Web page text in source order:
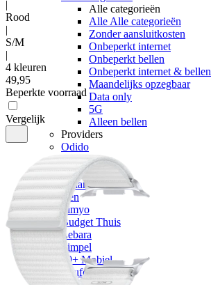
Alle categorieën
Alle Alle categorieën
Zonder aansluitkosten
Onbeperkt internet
Onbeperkt bellen
Onbeperkt internet & bellen
Maandelijks opzegbaar
Data only
5G
Alleen bellen
Providers
Odido
Vodafone
KPN
hollandsnieuwe
Ben
Simyo
Budget Thuis
Lebara
Simpel
50+ Mobiel
Youfone
|
Rood
|
S/M
|
4 kleuren
49,95
Beperkte voorraad
Vergelijk